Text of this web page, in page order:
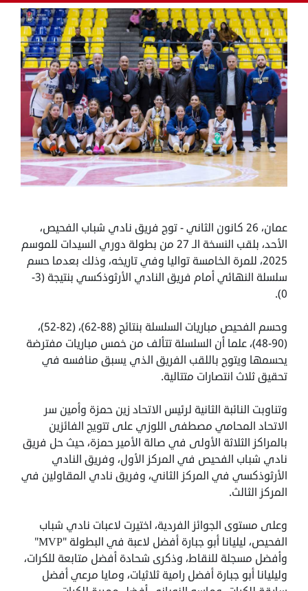
عمان، 26 كانون الثاني - توج فريق نادي شباب الفحيص،
الأحد، بلقب النسخة الـ 27 من بطولة دوري السيدات للموسم
2025، للمرة الخامسة تواليا وفي تاريخه، وذلك بعدما حسم
سلسلة النهائي أمام فريق النادي الأرثوذكسي بنتيجة (3-
0).
‏وحسم الفحيص مباريات السلسلة بنتائج (88-62)، (82-52)،
(90-48)، علما أن السلسلة تتألف من خمس مباريات مفترضة
يحسمها ويتوج باللقب الفريق الذي يسبق منافسه في
تحقيق ثلاث انتصارات متتالية.
‏وتناوبت النائبة الثانية لرئيس الاتحاد زين حمزة وأمين سر
الاتحاد المحامي مصطفى اللوزي على تتويج الفائزين
بالمراكز الثلاثة الأولى في صالة الأمير حمزة، حيث حل فريق
نادي شباب الفحيص في المركز الأول، وفريق النادي
الأرثوذكسي في المركز الثاني، وفريق نادي المقاولين في
المركز الثالث.
‏وعلى مستوى الجوائز الفردية، اختيرت لاعبات نادي شباب
الفحيص، ليليانا أبو جبارة أفضل لاعبة في البطولة "MVP"
وأفضل مسجلة للنقاط، وذكرى شحادة أفضل متابعة للكرات،
وليليانا أبو جبارة أفضل رامية ثلاثيات، ومايا مرعي أفضل